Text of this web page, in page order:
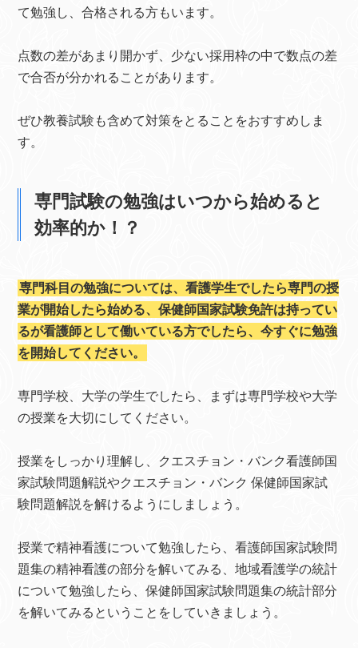
て勉強し、合格される方もいます。
点数の差があまり開かず、少ない採用枠の中で数点の差
で合否が分かれることがあります。
ぜひ教養試験も含めて対策をとることをおすすめしま
す。
専門試験の勉強はいつから始めると
効率的か！？
専門科目の勉強については、看護学生でしたら専門の授
業が開始したら始める、保健師国家試験免許は持ってい
るが看護師として働いている方でしたら、今すぐに勉強
を開始してください。
専門学校、大学の学生でしたら、まずは専門学校や大学
の授業を大切にしてください。
授業をしっかり理解し、クエスチョン・バンク看護師国
家試験問題解説やクエスチョン・バンク 保健師国家試
験問題解説を解けるようにしましょう。
授業で精神看護について勉強したら、看護師国家試験問
題集の精神看護の部分を解いてみる、地域看護学の統計
について勉強したら、保健師国家試験問題集の統計部分
を解いてみるということをしていきましょう。